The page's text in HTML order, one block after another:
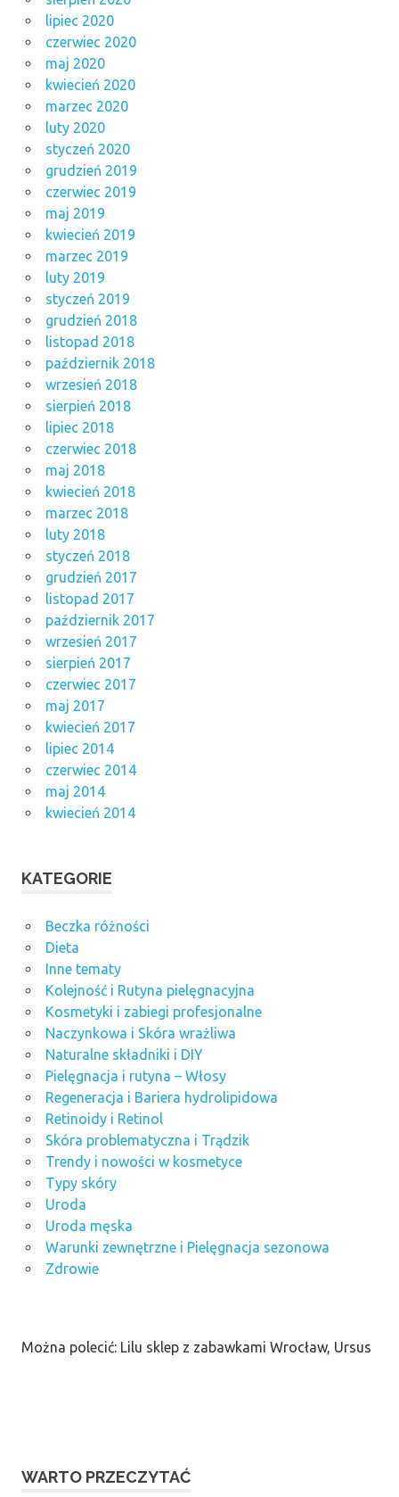
lipiec 2020
czerwiec 2020
maj 2020
kwiecień 2020
marzec 2020
luty 2020
styczeń 2020
grudzień 2019
czerwiec 2019
maj 2019
kwiecień 2019
marzec 2019
luty 2019
styczeń 2019
grudzień 2018
listopad 2018
październik 2018
wrzesień 2018
sierpień 2018
lipiec 2018
czerwiec 2018
maj 2018
kwiecień 2018
marzec 2018
luty 2018
styczeń 2018
grudzień 2017
listopad 2017
październik 2017
wrzesień 2017
sierpień 2017
czerwiec 2017
maj 2017
kwiecień 2017
lipiec 2014
czerwiec 2014
maj 2014
kwiecień 2014
KATEGORIE
Beczka różności
Dieta
Inne tematy
Kolejność i Rutyna pielęgnacyjna
Kosmetyki i zabiegi profesjonalne
Naczynkowa i Skóra wrażliwa
Naturalne składniki i DIY
Pielęgnacja i rutyna – Włosy
Regeneracja i Bariera hydrolipidowa
Retinoidy i Retinol
Skóra problematyczna i Trądzik
Trendy i nowości w kosmetyce
Typy skóry
Uroda
Uroda męska
Warunki zewnętrzne i Pielęgnacja sezonowa
Zdrowie
Można polecić: Lilu sklep z zabawkami Wrocław, Ursus
WARTO PRZECZYTAĆ